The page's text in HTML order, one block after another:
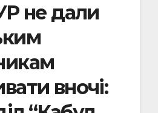
не дали
вночі: